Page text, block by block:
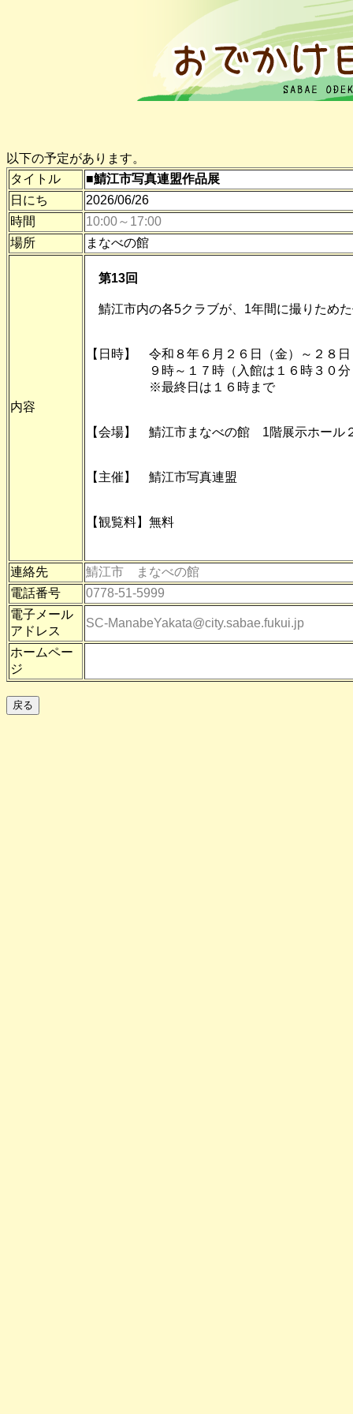
以下の予定があります。
タイトル
■鯖江市写真連盟作品展
日にち
2026/06/26
時間
10:00～17:00
場所
まなべの館
内容
第13回
鯖江市内の各5クラブが、1年間に撮りため
【日時】 令和８年６月２６日（金）～２８
９時～１７時（入館は１６時３０分
※最終日は１６時まで
【会場】 鯖江市まなべの館 1階展示ホール
【主催】 鯖江市写真連盟
【観覧料】無料
連絡先
鯖江市 まなべの館
電話番号
0778-51-5999
電子メール
アドレス
SC-ManabeYakata@city.sabae.fukui.jp
ホームペー
ジ